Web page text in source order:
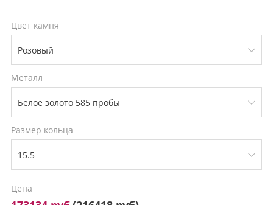
Цвет камня
Металл
Размер кольца
Цена